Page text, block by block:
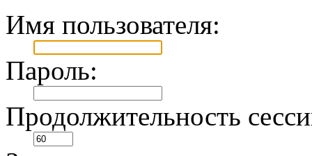
Имя пользователя:
Пароль:
Продолжительность